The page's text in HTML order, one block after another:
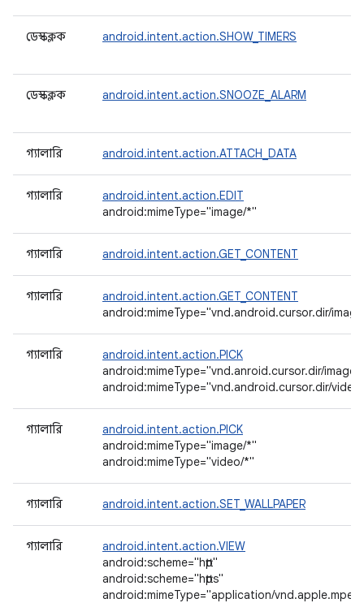
ডেস্কক্লক android.intent.action.SHOW_TIMERS
ডেস্কক্লক android.intent.action.SNOOZE_ALARM
গ্যালারি android.intent.action.ATTACH_DATA
গ্যালারি
android.intent.action.EDIT
android:mimeType="image/*"
গ্যালারি android.intent.action.GET_CONTENT
গ্যালারি
android.intent.action.GET_CONTENT
android:mimeType="vnd.android.cursor.dir/
গ্যালারি
android.intent.action.PICK
android:mimeType="vnd.anroid.cursor.dir/image"
android:mimeType="vnd.android.cursor.dir/
গ্যালারি
android.intent.action.PICK
android:mimeType="image/*"
android:mimeType="video/*"
গ্যালারি android.intent.action.SET_WALLPAPER
গ্যালারি
android.intent.action.VIEW
android:scheme="http"
android:scheme="https"
android:mimeType="application/